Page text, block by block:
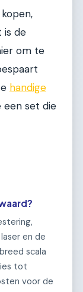
is de
om te
handige
een set die
en de
scala
tot
voor de